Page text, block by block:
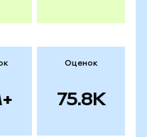
Оценок
75.8K